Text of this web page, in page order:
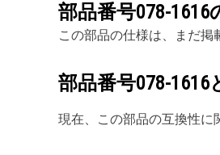
部品番号078-1616
この部品の仕様は、まだ掲
部品番号078-1616
現在、この部品の互換性に